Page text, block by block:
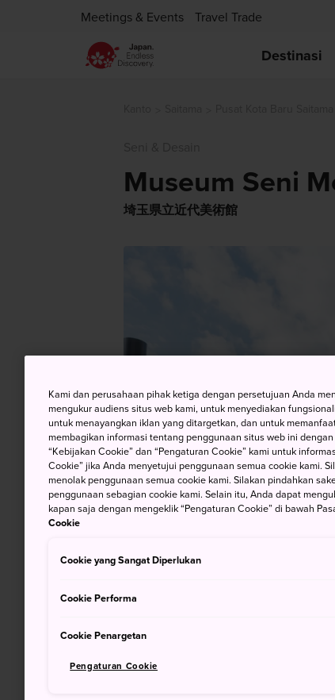
Meetings & Events Travel Trade
Destinasi
Museum Seni
埼玉県立近代美術館
Kami dan perusahaan pihak ketiga dengan persetujuan Anda
mengukur audiens situs web kami, untuk menyediakan
untuk menayangkan iklan yang ditargetkan, dan untuk
membagikan informasi tentang penggunaan situs web ini
“Kebijakan Cookie” dan “Pengaturan Cookie” kami untuk
Cookie” jika Anda menyetujui penggunaan semua cookie kami.
menolak penggunaan semua cookie kami. Silakan pindahkan
penggunaan sebagian cookie kami. Selain itu, Anda dapat
kapan saja dengan mengeklik “Pengaturan Cookie” di bawah
Cookie
Cookie yang Sangat Diperlukan
Cookie Performa
Cookie Penargetan
Pengaturan Cookie